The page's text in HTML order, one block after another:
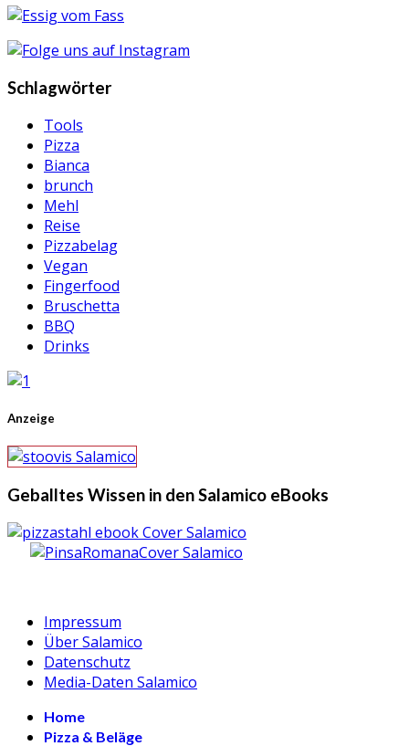
Schlagwörter
Tools
Pizza
Bianca
brunch
Mehl
Reise
Pizzabelag
Vegan
Fingerfood
Bruschetta
BBQ
Drinks
Anzeige
Geballtes Wissen in den Salamico eBooks
Impressum
Über Salamico
Datenschutz
Media-Daten Salamico
Home
Pizza & Beläge